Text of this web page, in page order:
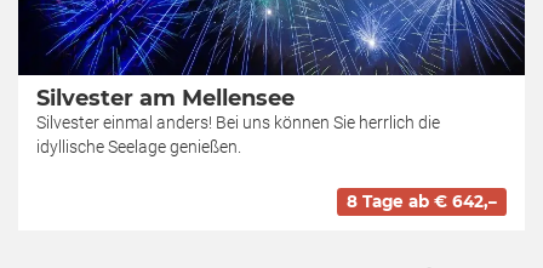
Silvester am Mellensee
Silvester einmal anders! Bei uns können Sie herrlich die
idyllische Seelage genießen.
8 Tage ab € 642,–